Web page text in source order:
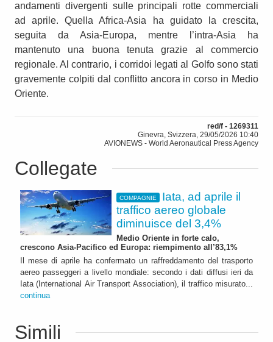
andamenti divergenti sulle principali rotte commerciali
ad aprile. Quella Africa-Asia ha guidato la crescita,
seguita da Asia-Europa, mentre l’intra-Asia ha
mantenuto una buona tenuta grazie al commercio
regionale. Al contrario, i corridoi legati al Golfo sono stati
gravemente colpiti dal conflitto ancora in corso in Medio
Oriente.
red/f - 1269311
Ginevra, Svizzera, 29/05/2026 10:40
AVIONEWS - World Aeronautical Press Agency
Collegate
COMPAGNIE
Iata, ad aprile il
traffico aereo globale
diminuisce del 3,4%
Medio Oriente in forte calo,
crescono Asia-Pacifico ed Europa: riempimento all’83,1%
Il mese di aprile ha confermato un raffreddamento del trasporto
aereo passeggeri a livello mondiale: secondo i dati diffusi ieri da
Iata (International Air Transport Association), il traffico misurato...
continua
Simili